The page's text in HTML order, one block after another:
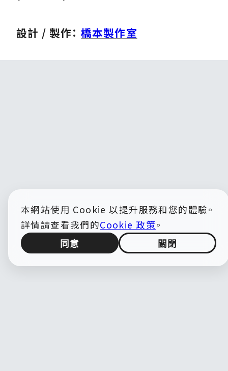
設計 / 製作： 橋本製作室
本網站使用 Cookie 以提升服務和您的體驗。
詳情請查看我們的Cookie 政策。
同意 關閉